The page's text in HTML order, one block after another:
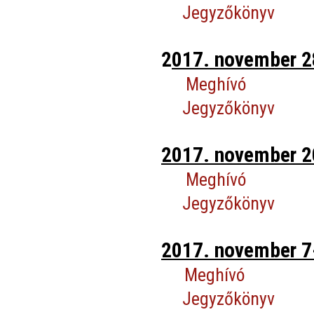
Jegyzőkönyv
2017. november
Meghívó
Jegyzőkönyv
2017. november
Meghívó
Jegyzőkönyv
2017. november
Meghívó
Jegyzőkönyv